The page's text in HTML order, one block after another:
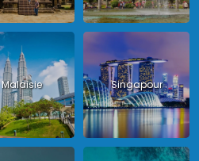
Malaisie Singapour